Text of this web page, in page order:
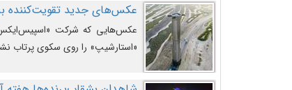
عکس‌های جدید تقویت‌کننده
عکس‌هایی که شرکت
«استارشیپ» را روی سکوی پرتاب